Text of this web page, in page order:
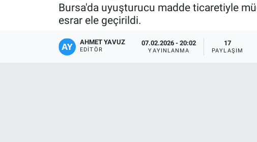
Bursa'da uyuşturucu madde ticaretiyle
esrar ele geçirildi.
AHMET YAVUZ
EDITÖR
07.02.2026 - 20:02
YAYINLANMA
17
PAYLAŞIM